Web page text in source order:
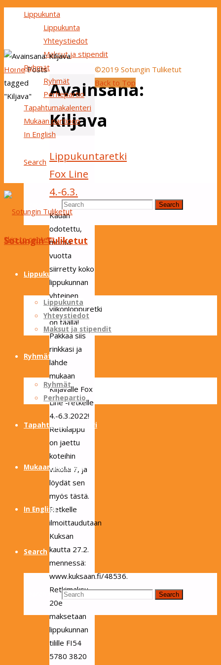
Lippukunta
Lippukunta
Yhteystiedot
Maksut ja stipendit
Ryhmät
Ryhmät
Perhepartio
Tapahtumakalenteri
Mukaan partioon
In English
Search
Search
Sotungin Tuliketut
Skip to content
Lippukunta
Lippukunta
Yhteystiedot
Maksut ja stipendit
Ryhmät
Ryhmät
Perhepartio
Tapahtumakalenteri
Mukaan partioon
In English
Search
Search for: Search
Home Posts
tagged
"Kiljava"
Avainsana:
Kiljava
Lippukuntaretki
Fox Line
4.-6.3.
Kauan
odotettu,
monta
vuotta
siirretty koko
lippukunnan
yhteinen
viikonloppuretki
on täällä!
Pakkaa siis
rinkkasi ja
lähde
mukaan
Kiljavalle Fox
Line -retkelle
4.-6.3.2022!
Retkilappu
on jaettu
koteihin
viikolla 7, ja
löydät sen
myös tästä.
Retkelle
ilmoittaudutaan
Kuksan
kautta 27.2.
mennessä:
www.kuksaan.fi/48536.
Retkimaksu
20e
maksetaan
lippukunnan
tilille FI54
5780 3820
©2019 Sotungin Tuliketut
Back to Top